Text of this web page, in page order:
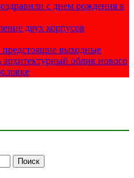
с днем рождения в
двух корпусов
выходные
облик нового